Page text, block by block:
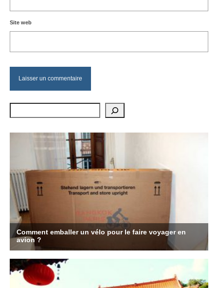
Site web